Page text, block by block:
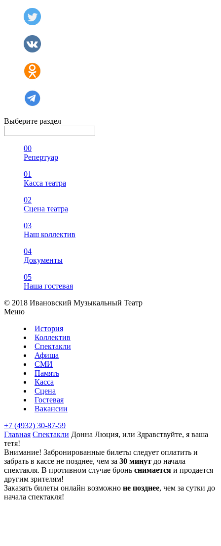
Выберите раздел
00
Репертуар
01
Касса театра
02
Сцена театра
03
Наш коллектив
04
Документы
05
Наша гостевая
© 2018 Ивановский Музыкальный Театр
Меню
История
Коллектив
Спектакли
Афиша
СМИ
Память
Касса
Сцена
Гостевая
Вакансии
+7 (4932) 30-87-59
Главная Спектакли Донна Люция, или Здравствуйте, я ваша
тетя!
Внимание! Забронированные билеты следует оплатить и
забрать в кассе не позднее, чем за 30 минут до начала
спектакля. В противном случае бронь снимается и продается
другим зрителям!
Заказать билеты онлайн возможно не позднее, чем за сутки до
начала спектакля!